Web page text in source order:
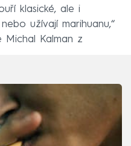
klasické, ale i
nebo užívají marihuanu,“
Michal Kalman z